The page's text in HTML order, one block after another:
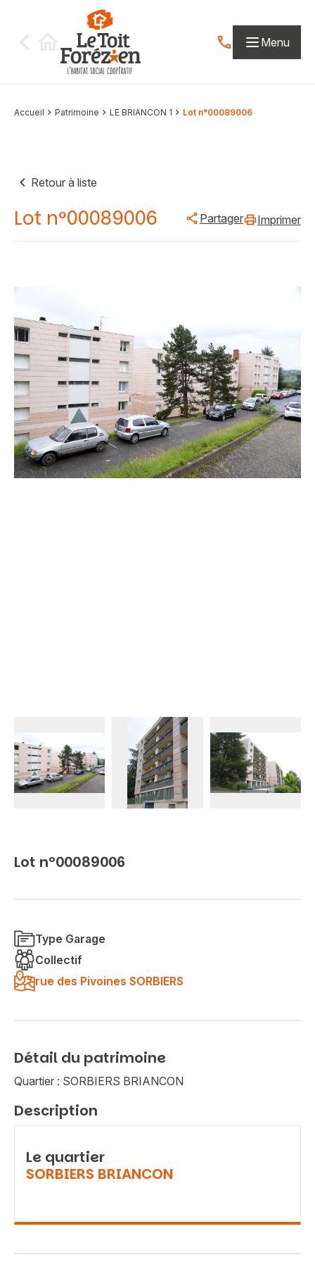
Contactez-nous
Menu
Accueil Patrimoine LE BRIANCON 1 Lot n°00089006
Retour à liste
Lot n°00089006 Partager Imprimer
Lot n°00089006
Type Garage
Collectif
rue des Pivoines SORBIERS
Détail du patrimoine
Quartier : SORBIERS BRIANCON
Description
Le quartier
SORBIERS BRIANCON